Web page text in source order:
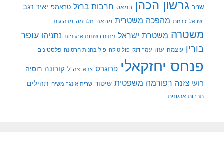
שניר גרשון הכהן חמאס חרבות ברזל טראמפ יאיר רגב
ישראל כרזות מהפכה משטרית מחאה מלחמה מנהיגות
משטרה משטרת ישראל ניתוח רשתות ארגוניות נתניהו עופר
בורין עוצמה עזה עמר דנק פוליטיקה פיל בחנות חרסינה פלסטינים
פנחס יחזקאלי פרוגרס צבא צה"ל קורונה רוסיה
רועי צזנה רפורמה משפטית שיטור שרית אונגר משיח תהילים
תרבות ארגונית